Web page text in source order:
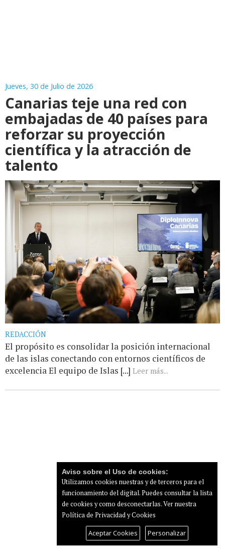
Jueves, 30 de Julio de 2026
Canarias teje una red con
embajadas de 40 países para
reforzar su proyección
científica y la atracción de
talento
REDACCIÓN
El propósito es consolidar la posición internacional
de las islas conectando con entornos científicos de
excelencia El equipo de Islas [...] Leer más...
Aviso sobre el Uso de cookies:
Utilizamos cookies nuestras y de terceros para el
funcionamiento del digital. Puedes consultar la lista
de cookies y como desconectarlas.Ver nuestra
Política de Privacidad y Cookies
Aceptar Cookies Personalizar